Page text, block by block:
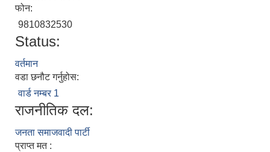
फोन:
9810832530
Status:
वर्तमान
वडा छनौट गर्नुहोस:
वार्ड नम्बर 1
राजनीतिक दल:
जनता समाजवादी पार्टी
प्राप्त मत :